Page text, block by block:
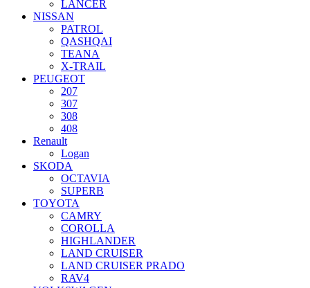
LANCER
NISSAN
PATROL
QASHQAI
TEANA
X-TRAIL
PEUGEOT
207
307
308
408
Renault
Logan
SKODA
OCTAVIA
SUPERB
TOYOTA
CAMRY
COROLLA
HIGHLANDER
LAND CRUISER
LAND CRUISER PRADO
RAV4